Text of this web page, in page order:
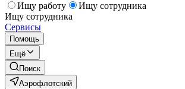
Ищу работу
Ищу сотрудника
Ищу сотрудника
Сервисы
Помощь
Ещё
Поиск
Аэрофлотский